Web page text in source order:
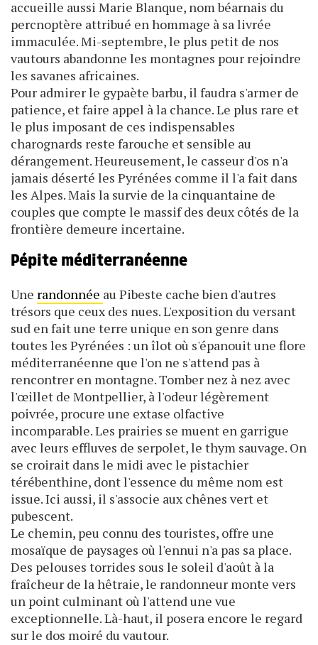
accueille aussi Marie Blanque, nom béarnais du
percnoptère attribué en hommage à sa livrée
immaculée. Mi-septembre, le plus petit de nos
vautours abandonne les montagnes pour rejoindre
les savanes africaines.
Pour admirer le gypaète barbu, il faudra s'armer de
patience, et faire appel à la chance. Le plus rare et
le plus imposant de ces indispensables
charognards reste farouche et sensible au
dérangement. Heureusement, le casseur d'os n'a
jamais déserté les Pyrénées comme il l'a fait dans
les Alpes. Mais la survie de la cinquantaine de
couples que compte le massif des deux côtés de la
frontière demeure incertaine.
Pépite méditerranéenne
Une randonnée au Pibeste cache bien d'autres
trésors que ceux des nues. L'exposition du versant
sud en fait une terre unique en son genre dans
toutes les Pyrénées : un îlot où s'épanouit une flore
méditerranéenne que l'on ne s'attend pas à
rencontrer en montagne. Tomber nez à nez avec
l'œillet de Montpellier, à l'odeur légèrement
poivrée, procure une extase olfactive
incomparable. Les prairies se muent en garrigue
avec leurs effluves de serpolet, le thym sauvage. On
se croirait dans le midi avec le pistachier
térébenthine, dont l'essence du même nom est
issue. Ici aussi, il s'associe aux chênes vert et
pubescent.
Le chemin, peu connu des touristes, offre une
mosaïque de paysages où l'ennui n'a pas sa place.
Des pelouses torrides sous le soleil d'août à la
fraîcheur de la hêtraie, le randonneur monte vers
un point culminant où l'attend une vue
exceptionnelle. Là-haut, il posera encore le regard
sur le dos moiré du vautour.